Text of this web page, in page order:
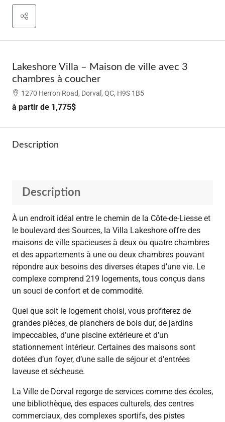
Lakeshore Villa – Maison de ville avec 3
chambres à coucher
1270 Herron Road, Dorval, QC, H9S 1B5
à partir de 1,775$
Description
Description
À un endroit idéal entre le chemin de la Côte-de-Liesse et
le boulevard des Sources, la Villa Lakeshore offre des
maisons de ville spacieuses à deux ou quatre chambres
et des appartements à une ou deux chambres pouvant
répondre aux besoins des diverses étapes d’une vie. Le
complexe comprend 219 logements, tous conçus dans
un souci de confort et de commodité.
Quel que soit le logement choisi, vous profiterez de
grandes pièces, de planchers de bois dur, de jardins
impeccables, d’une piscine extérieure et d’un
stationnement intérieur. Certaines des maisons sont
dotées d’un foyer, d’une salle de séjour et d’entrées
laveuse et sécheuse.
La Ville de Dorval regorge de services comme des écoles,
une bibliothèque, des espaces culturels, des centres
commerciaux, des complexes sportifs, des pistes